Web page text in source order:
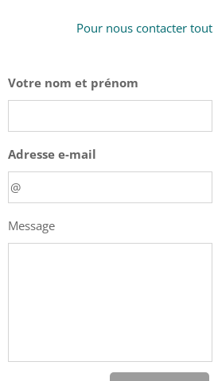
Pour nous contacter
Votre nom et prénom
Adresse e-mail
Message